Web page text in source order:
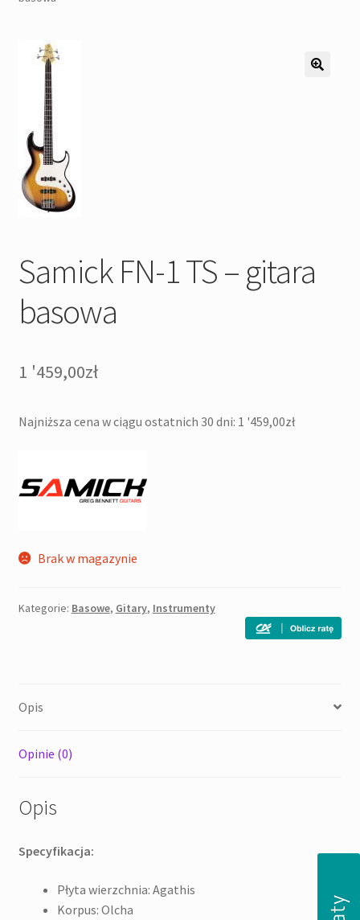
Pozostałe
Kontakt
Samick FN-1 TS – gitara
basowa
1 '459,00zł
Najniższa cena w ciągu ostatnich 30 dni: 1 '459,00zł
Brak w magazynie
Kategorie: Basowe, Gitary, Instrumenty
Opis
Opinie (0)
Opis
Specyfikacja:
Płyta wierzchnia: Agathis
Korpus: Olcha